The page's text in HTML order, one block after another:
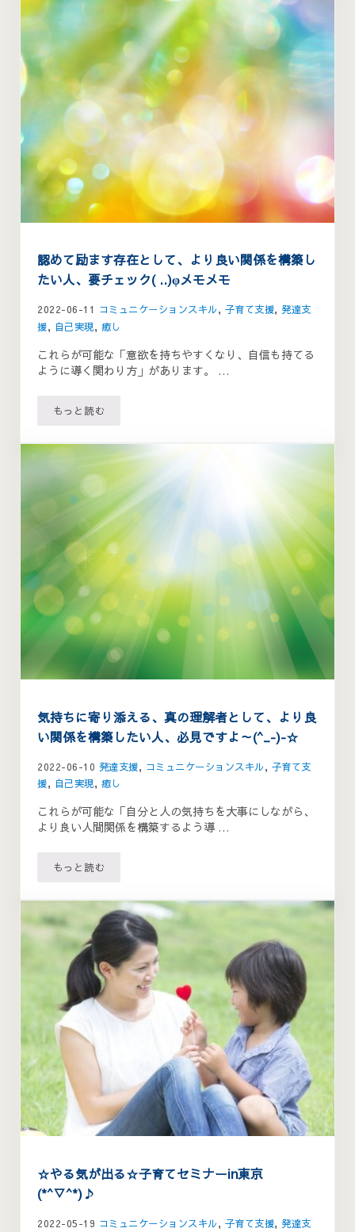
認めて励ます存在として、より良い関係を構築し
たい人、要チェック( ..)φメモメモ
2022-06-11 コミュニケーションスキル, 子育て支援,発達支
援, 自己実現, 癒し
これらが可能な「意欲を持ちやすくなり、自信も持てる
ように導く関わり方」があります。 …
もっと読む認めて励ます存在として、より良い関係を構築したい人、
気持ちに寄り添える、真の理解者として、より良
い関係を構築したい人、必見ですよ～(^_-)-☆
2022-06-10 発達支援, コミュニケーションスキル, 子育て支
援, 自己実現, 癒し
これらが可能な「自分と人の気持ちを大事にしながら、
より良い人間関係を構築するよう導 …
もっと読む気持ちに寄り添える、真の理解者として、より良い関係
☆やる気が出る☆子育てセミナーin東京
(*^▽^*)♪
2022-05-19 コミュニケーションスキル, 子育て支援,発達支